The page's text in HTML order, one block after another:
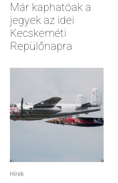
Már kaphatóak a
jegyek az idei
Kecskeméti
Repülőnapra
Hírek